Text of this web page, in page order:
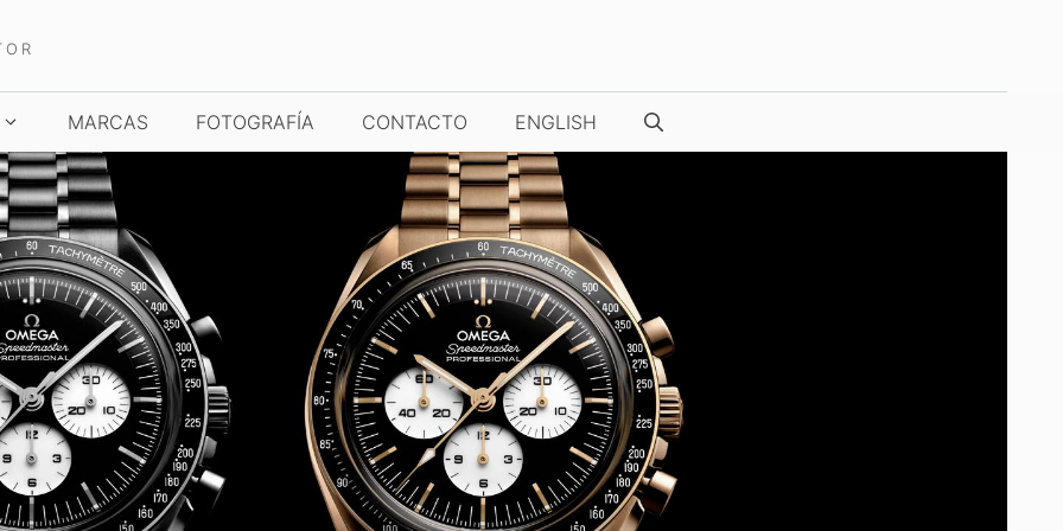
AND WONDERS TIME TO WATCHES
MARCAS FOTOGRAFÍA CONTACTO ENGLISH